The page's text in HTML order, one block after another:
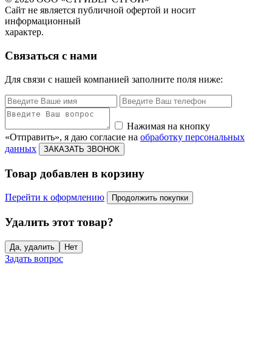
Сайт не является публичной офертой и носит
информационный
характер.
Связаться с нами
Для связи с нашей компанией заполните поля ниже:
Нажимая на кнопку
«Отправить», я даю согласие на обработку персональных
данных
ЗАКАЗАТЬ ЗВОНОК
Товар добавлен в корзину
Перейти к оформлению Продолжить покупки
Удалить этот товар?
Да, удалить Нет
Задать вопрос